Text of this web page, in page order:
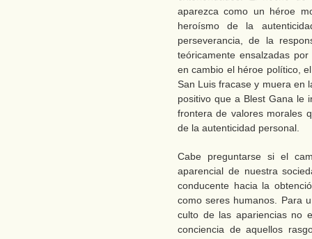
aparezca como un héroe
heroísmo de la
perseverancia, de la
teóricamente ensalzadas
en cambio el héroe político,
San Luis fracase y muera en
positivo que a Blest Gana le
frontera de valores morales
de la autenticidad personal.
Cabe preguntarse si el
aparencial de nuestra
conducente hacia la
como seres humanos. Para
culto de las apariencias no
conciencia de aquellos